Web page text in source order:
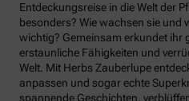
Entdeckungsreise in die Welt der
besonders? Wie wachsen sie und
wichtig? Gemeinsam erkundet ihr
erstaunliche Fähigkeiten und
Welt. Mit Herbs Zauberlupe
anpassen und sogar echte
spannende Geschichten,